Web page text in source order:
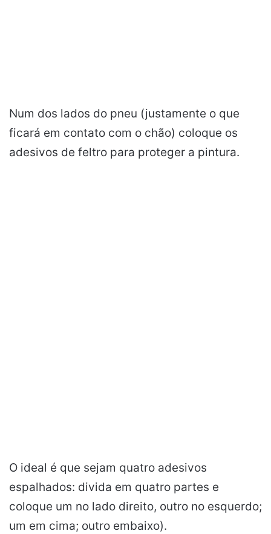
Num dos lados do pneu (justamente o que
ficará em contato com o chão) coloque os
adesivos de feltro para proteger a pintura.
O ideal é que sejam quatro adesivos
espalhados: divida em quatro partes e
coloque um no lado direito, outro no esquerdo;
um em cima; outro embaixo).